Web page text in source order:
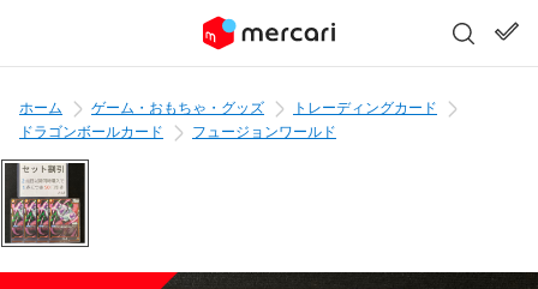
ホーム ゲーム・おもちゃ・グッズ
トレーディングカード
ドラゴンボールカード
フュージョンワールド